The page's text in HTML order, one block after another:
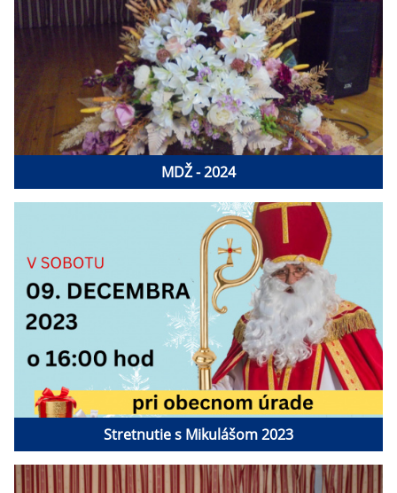
MDŽ - 2024
Stretnutie s Mikulášom 2023